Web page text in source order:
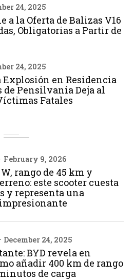
24, 2025
a la Oferta de Balizas V16
Obligatorias a Partir de
24, 2025
Explosión en Residencia
de Pensilvania Deja al
Fatales
February 9, 2026
rango de 45 km y
este scooter cuesta
y representa una
December 24, 2025
BYD revela en
añadir 400 km de rango
de carga